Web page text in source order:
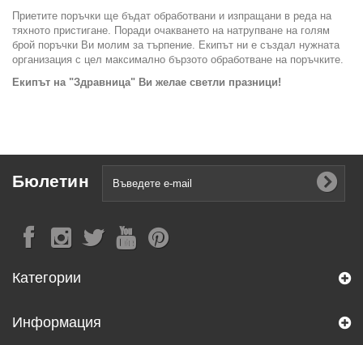
Приетите поръчки ще бъдат обработвани и изпращани в реда на
тяхното пристигане. Поради очакването на натрупване на голям
брой поръчки Ви молим за търпение. Екипът ни е създал нужната
организация с цел максимално бързото обработване на поръчките.
Екипът на "Здравница" Ви желае светли празници!
Бюлетин
Категории
Информация